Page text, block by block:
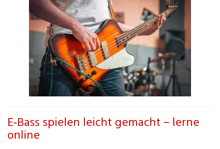
E-Bass spielen leicht gemacht – lerne
online